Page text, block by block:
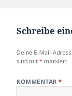
Schreibe
Deine E-Mail-
sind mit* markiert
KOMMENTAR*